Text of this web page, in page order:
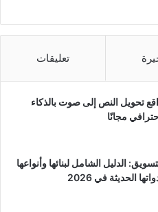
تعليقات
10 مواقع تحويل النص إلى صوت بالذكاء
مجانًا
الدليل الشامل لبنائها وأنواعها
الحديثة في 2026